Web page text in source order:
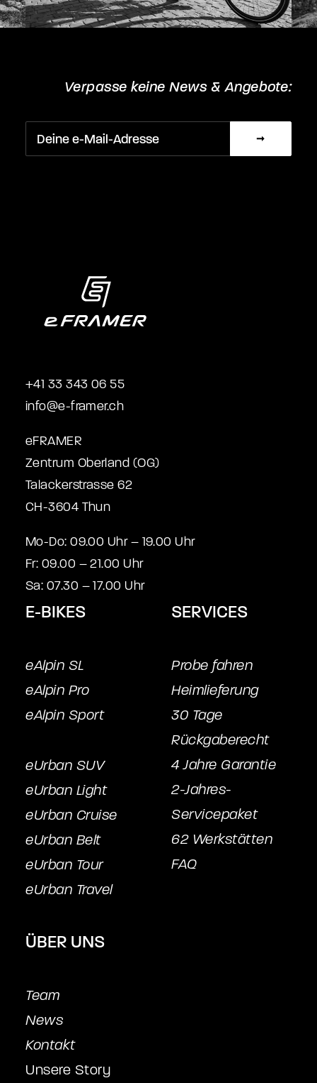
Verpasse keine News & Angebote:
+41 33 343 06 55
info@e-framer.ch
eFRAMER
Zentrum Oberland (OG)
Talackerstrasse 62
CH-3604 Thun
Mo-Do: 09.00 Uhr – 19.00 Uhr
Fr: 09.00 – 21.00 Uhr
Sa: 07.30 – 17.00 Uhr
E-BIKES
eAlpin SL
eAlpin Pro
eAlpin Sport
eUrban SUV
eUrban Light
eUrban Cruise
eUrban Belt
eUrban Tour
eUrban Travel
SERVICES
Probe fahren
Heimlieferung
30 Tage
Rückgaberecht
4 Jahre Garantie
2-Jahres-
Servicepaket
62 Werkstätten
FAQ
ÜBER UNS
Team
News
Kontakt
Unsere Story